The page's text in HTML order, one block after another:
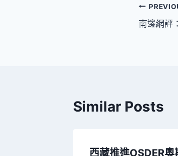
文
章
南邊網評
Similar Posts
西藏推進OSDER奧